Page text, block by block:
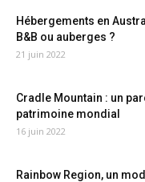
Hébergements en
B&B ou auberges ?
21 juin 2022
Cradle Mountain : un
patrimoine mondial
16 juin 2022
Rainbow Region, un